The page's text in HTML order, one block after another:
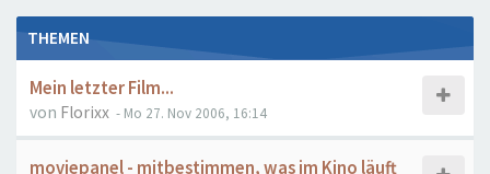
THEMEN
Mein letzter Film...
von Florixx - Mo 27. Nov 2006, 16:14
moviepanel - mitbestimmen, was im Kino läuft